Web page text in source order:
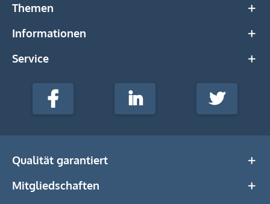
Themen
Informationen
Service
stempel-
Media
Facebook LinkedIn Twitter
Qualität garantiert
Mitgliedschaften